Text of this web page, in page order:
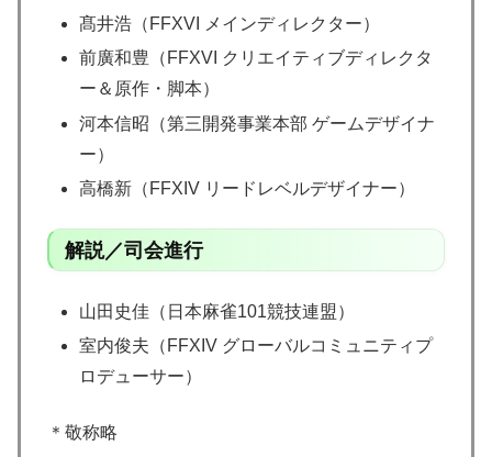
髙井浩（FFXVI メインディレクター）
前廣和豊（FFXVI クリエイティブディレクタ
ー＆原作・脚本）
河本信昭（第三開発事業本部 ゲームデザイナ
ー）
高橋新（FFXIV リードレベルデザイナー）
解説／司会進行
山田史佳（日本麻雀101競技連盟）
室内俊夫（FFXIV グローバルコミュニティプ
ロデューサー）
＊敬称略